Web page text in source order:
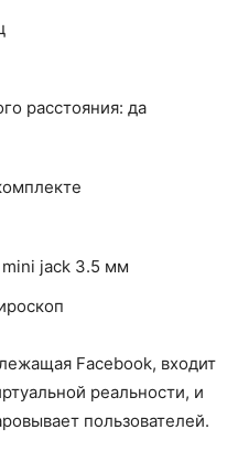
расстояния: да
jack 3.5 мм
Facebook, входит
реальности, и
пользователей.